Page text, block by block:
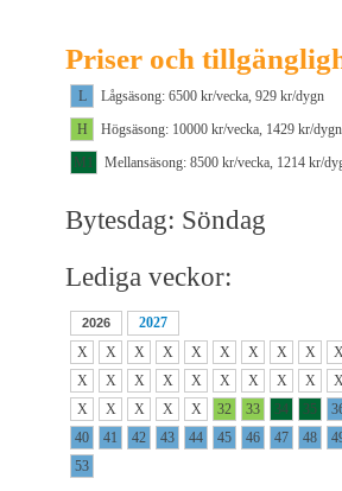
Priser och
L
Lågsäsong: 6500 kr/vecka, 929 kr/dygn
H
Högsäsong: 10000 kr/vecka, 1429 kr/dygn
M1
Mellansäsong: 8500 kr/vecka, 1214 kr/
Bytesdag: Söndag
Lediga veckor:
2026
2027
X
X X X X X X X X X
X
X X X X X X X X X
X
X X X X 32 33 34 35
40
41 42 43 44 45 46 47 48
53